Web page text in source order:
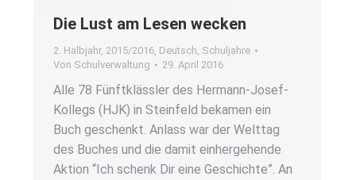
Die Lust am Lesen wecken
2. Halbjahr, 2015/2016 Deutsch Schuljahre
Von Schulverwaltung 29. April 2016
Alle 78 Fünft­kläss­ler des Her­­mann-Josef-
Kol­­legs (HJK) in Stein­feld beka­men ein
Buch geschenkt. Anlass war der Welt­tag
des Buches und die damit ein­her­ge­hen­de
Akti­on “Ich schenk Dir eine Geschich­te”. An